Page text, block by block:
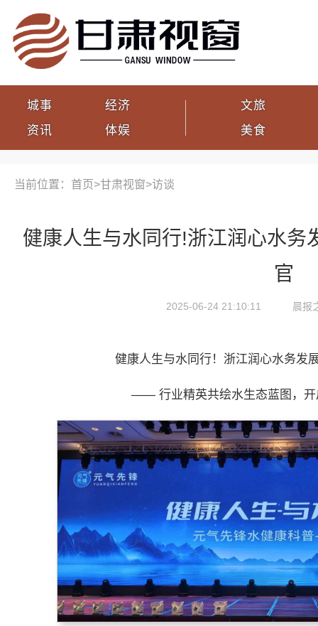
城事
资讯
经济
体娱
文旅
美食
当前位置：首页>甘肃视窗>访谈
健康人生与水同行!浙江润心水务
官
2025-06-24 21:10:11 晨报
健康人生与水同行！浙江润心水务发
—— 行业精英共绘水生态蓝图，开